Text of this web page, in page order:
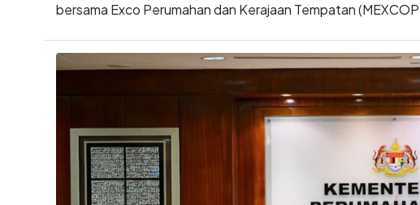
bersama Exco Perumahan dan Kerajaan Tempatan